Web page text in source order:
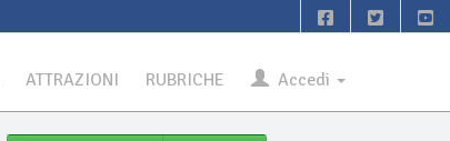
ATTRAZIONI RUBRICHE Accedi